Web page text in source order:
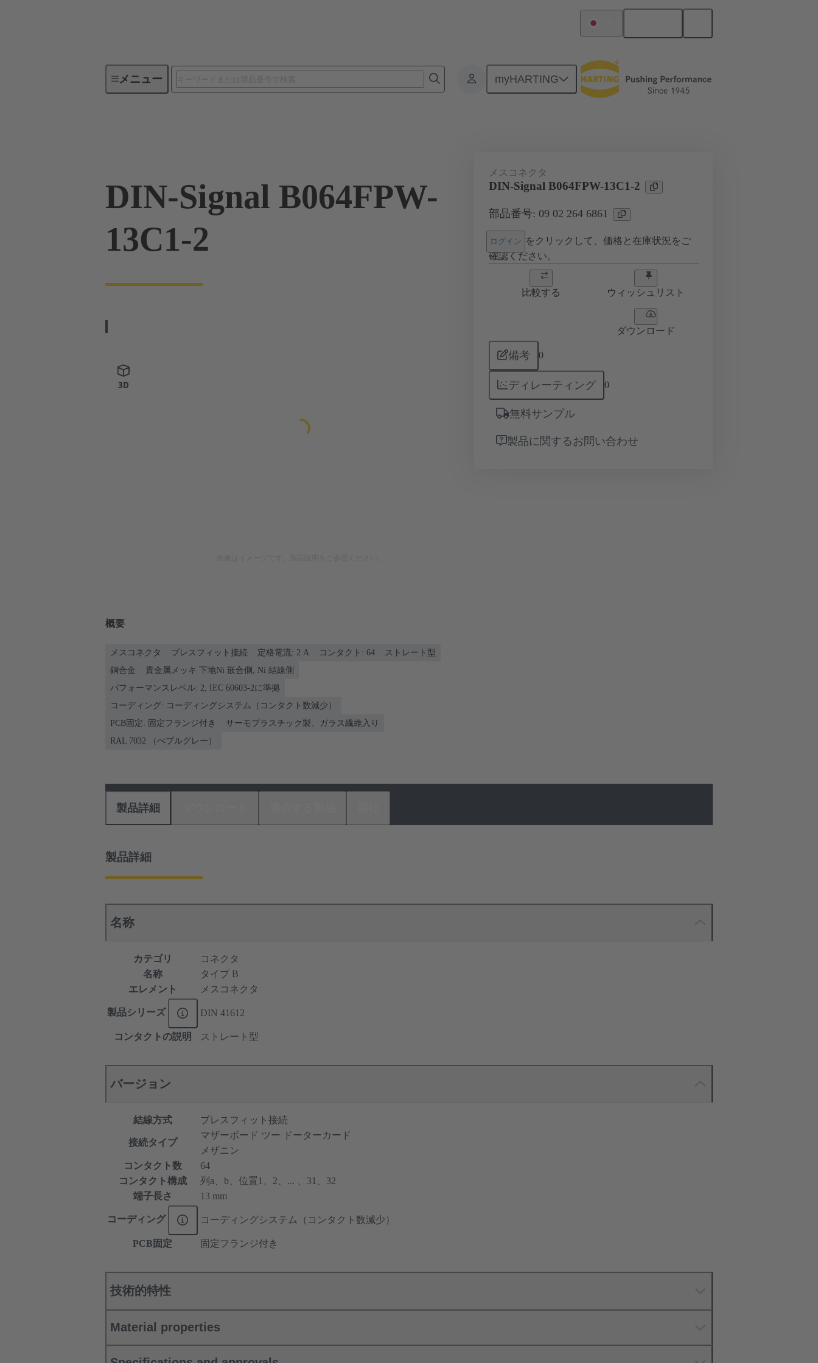
メニュー myHARTING
デバイスコネクティビティ マザーボード ツー ドーターカード接続
DIN-Signal B064FPW-
13C1-2
メスコネクタ
DIN-Signal B064FPW-13C1-2
部品番号: 09 02 264 6861
ログイン をクリックして、価格と在庫状況をご
確認ください。
比較する ウィッシュリスト
ダウンロード
備考 0
ディレーティング 0
無料サンプル
製品に関するお問い合わせ
概要
メスコネクタ プレスフィット接続 定格電流: ‌2 A コンタクト: 64
ストレート型
銅合金
貴金属メッキ 下地Ni 嵌合側, Ni 結線側
パフォーマンスレベル: 2, IEC 60603-2に準拠
コーディング: コーディングシステム（コンタクト数減少）
PCB固定: 固定フランジ付き
サーモプラスチック製、ガラス繊維入り
RAL 7032 （ぺブルグレー）
製品詳細
製品詳細
名称
カテゴリ
コネクタ
名称
タイプ B
エレメント
メスコネクタ
製品シリーズ DIN 41612
コンタクトの説明 ストレート型
バージョン
結線方式 プレスフィット接続
接続タイプ
マザーボード ツー ドーターカード
メザニン
コンタクト数
64
コンタクト構成
列a、b、位置1、2、... 、31、32
端子長さ
13 mm
コーディング コーディングシステム（コンタクト数減少）
PCB固定 固定フランジ付き
技術的特性
Material properties